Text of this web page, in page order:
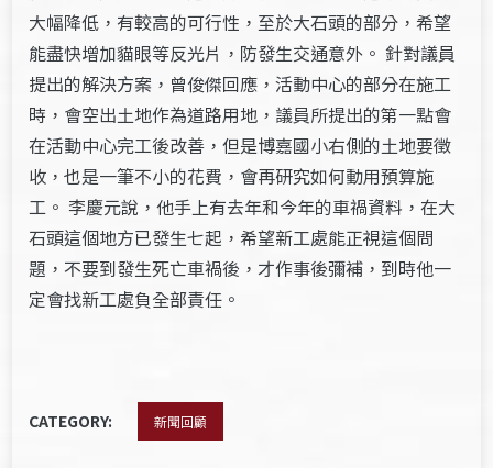
大幅降低，有較高的可行性，至於大石頭的部分，希望
能盡快增加貓眼等反光片，防發生交通意外。 針對議員
提出的解決方案，曾俊傑回應，活動中心的部分在施工
時，會空出土地作為道路用地，議員所提出的第一點會
在活動中心完工後改善，但是博嘉國小右側的土地要徵
收，也是一筆不小的花費，會再研究如何動用預算施
工。 李慶元說，他手上有去年和今年的車禍資料，在大
石頭這個地方已發生七起，希望新工處能正視這個問
題，不要到發生死亡車禍後，才作事後彌補，到時他一
定會找新工處負全部責任。
CATEGORY: 新聞回顧